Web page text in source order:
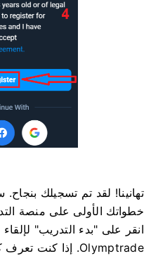
تهانينا! لقد تم تسجيلك
خطواتك الأولى على منصة
انقر على "بدء التدريب"